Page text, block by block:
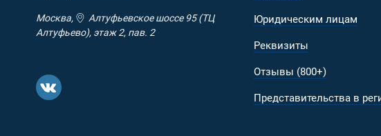
Москва,
Алтуфьевское шоссе 95 (ТЦ
Алтуфьево), этаж 2, пав. 2
Юридическим лицам
Реквизиты
Отзывы (800+)
Представительства в